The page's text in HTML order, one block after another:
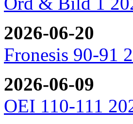
2026-06-20
Fronesis 90-91
2026-06-09
OEI 110-111